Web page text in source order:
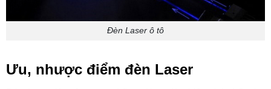
Đèn Laser ô tô
Ưu, nhược điểm đèn Laser